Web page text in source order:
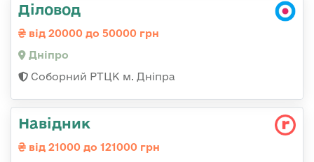
Діловод
від 20000 до 50000 грн
Дніпро
Соборний РТЦК м. Дніпра
Навідник
від 21000 до 121000 грн